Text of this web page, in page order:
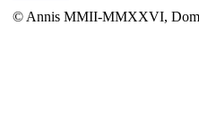
© Annis MMII-MMXXVI,